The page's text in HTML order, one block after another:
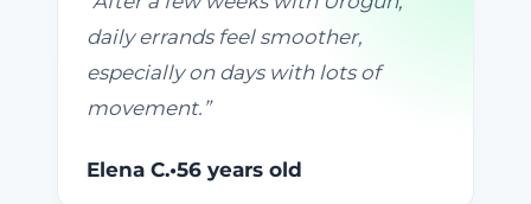
daily errands feel smoother,
especially on days with lots of
movement. ”
Elena C.•56 years old